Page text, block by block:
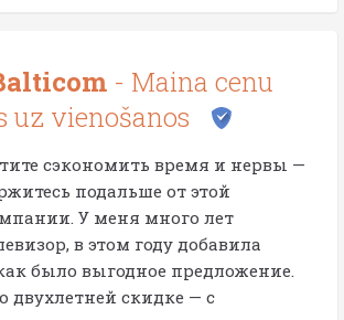
- Maina cenu
uz vienošanos
сэкономить время и нервы —
подальше от этой
У меня много лет
в этом году добавила
было выгодное предложение.
двухлетней скидке — с